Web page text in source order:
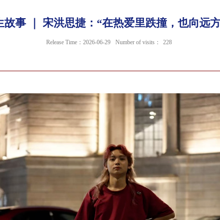
故事 ｜ 宋洪思捷：“在热爱里跌撞，也向远
Release Time：2026-06-29 Number of visits： 228